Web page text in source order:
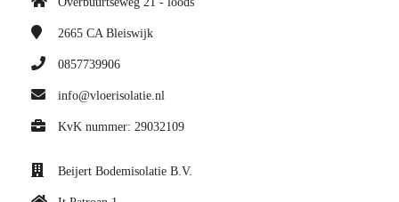
2665 CA Bleiswijk
0857739906
info@vloerisolatie.nl
KvK nummer: 29032109
Beijert Bodemisolatie B.V.